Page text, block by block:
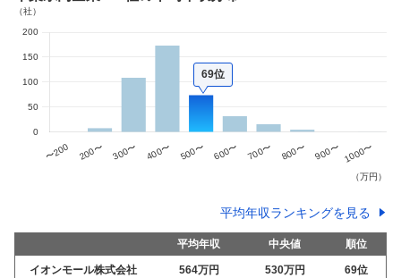
69位
平均年収ランキングを見る
平均年収 中央値 順位
イオンモール株式会社 564万円 530万円 69位